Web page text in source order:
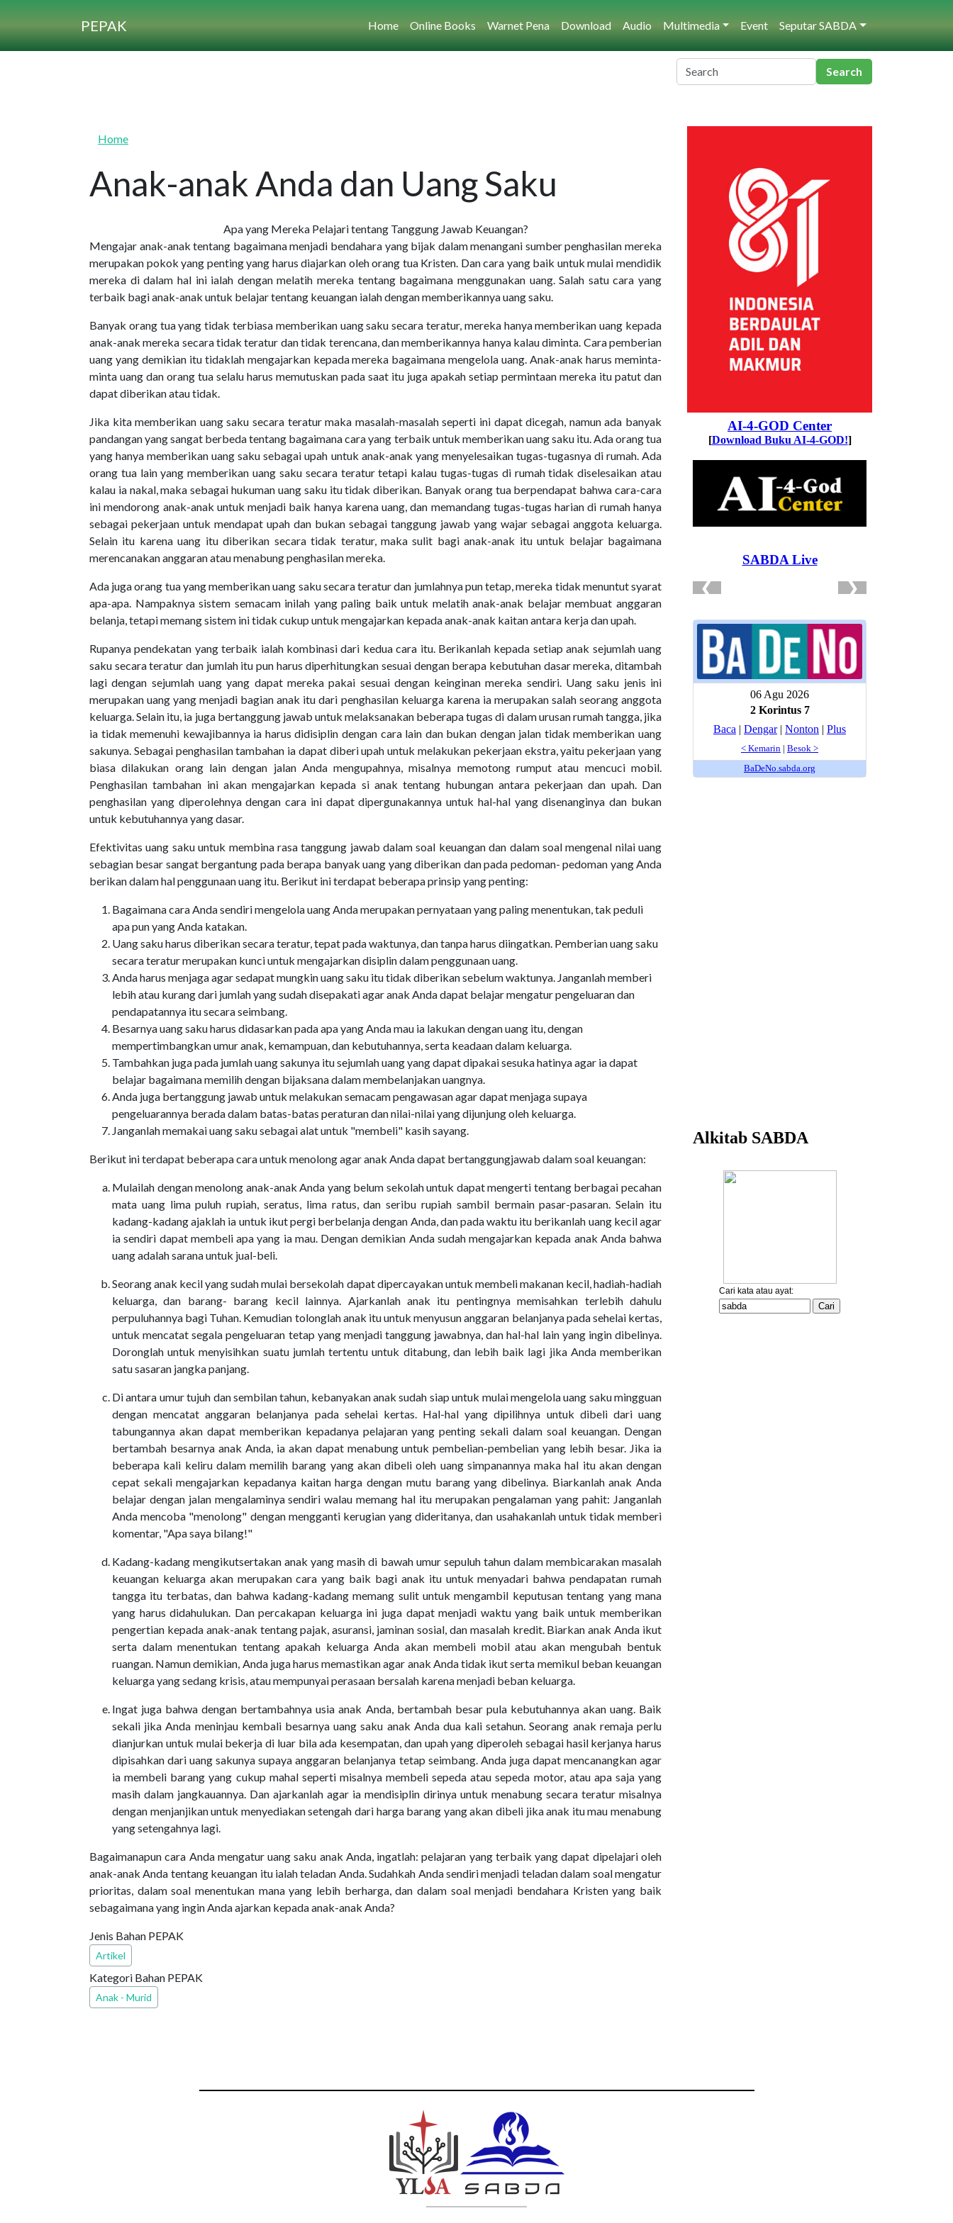
PEPAK Home Online Books Warnet Pena Download Audio Multimedia Event Seputar SABDA
Home
Anak-anak Anda dan Uang Saku
Apa yang Mereka Pelajari tentang Tanggung Jawab Keuangan?
Mengajar anak-anak tentang bagaimana menjadi bendahara yang bijak dalam menangani sumber penghasilan mereka
merupakan pokok yang penting yang harus diajarkan oleh orang tua Kristen. Dan cara yang baik untuk mulai mendidik
mereka di dalam hal ini ialah dengan melatih mereka tentang bagaimana menggunakan uang. Salah satu cara yang
terbaik bagi anak-anak untuk belajar tentang keuangan ialah dengan memberikannya uang saku.
Banyak orang tua yang tidak terbiasa memberikan uang saku secara teratur, mereka hanya memberikan uang kepada
anak-anak mereka secara tidak teratur dan tidak terencana, dan memberikannya hanya kalau diminta. Cara pemberian
uang yang demikian itu tidaklah mengajarkan kepada mereka bagaimana mengelola uang. Anak-anak harus meminta-
minta uang dan orang tua selalu harus memutuskan pada saat itu juga apakah setiap permintaan mereka itu patut dan
dapat diberikan atau tidak.
Jika kita memberikan uang saku secara teratur maka masalah-masalah seperti ini dapat dicegah, namun ada banyak
pandangan yang sangat berbeda tentang bagaimana cara yang terbaik untuk memberikan uang saku itu. Ada orang tua
yang hanya memberikan uang saku sebagai upah untuk anak-anak yang menyelesaikan tugas-tugasnya di rumah. Ada
orang tua lain yang memberikan uang saku secara teratur tetapi kalau tugas-tugas di rumah tidak diselesaikan atau
kalau ia nakal, maka sebagai hukuman uang saku itu tidak diberikan. Banyak orang tua berpendapat bahwa cara-cara
ini mendorong anak-anak untuk menjadi baik hanya karena uang, dan memandang tugas-tugas harian di rumah hanya
sebagai pekerjaan untuk mendapat upah dan bukan sebagai tanggung jawab yang wajar sebagai anggota keluarga.
Selain itu karena uang itu diberikan secara tidak teratur, maka sulit bagi anak-anak itu untuk belajar bagaimana
merencanakan anggaran atau menabung penghasilan mereka.
Ada juga orang tua yang memberikan uang saku secara teratur dan jumlahnya pun tetap, mereka tidak menuntut syarat
apa-apa. Nampaknya sistem semacam inilah yang paling baik untuk melatih anak-anak belajar membuat anggaran
belanja, tetapi memang sistem ini tidak cukup untuk mengajarkan kepada anak-anak kaitan antara kerja dan upah.
Rupanya pendekatan yang terbaik ialah kombinasi dari kedua cara itu. Berikanlah kepada setiap anak sejumlah uang
saku secara teratur dan jumlah itu pun harus diperhitungkan sesuai dengan berapa kebutuhan dasar mereka, ditambah
lagi dengan sejumlah uang yang dapat mereka pakai sesuai dengan keinginan mereka sendiri. Uang saku jenis ini
merupakan uang yang menjadi bagian anak itu dari penghasilan keluarga karena ia merupakan salah seorang anggota
keluarga. Selain itu, ia juga bertanggung jawab untuk melaksanakan beberapa tugas di dalam urusan rumah tangga, jika
ia tidak memenuhi kewajibannya ia harus didisiplin dengan cara lain dan bukan dengan jalan tidak memberikan uang
sakunya. Sebagai penghasilan tambahan ia dapat diberi upah untuk melakukan pekerjaan ekstra, yaitu pekerjaan yang
biasa dilakukan orang lain dengan jalan Anda mengupahnya, misalnya memotong rumput atau mencuci mobil.
Penghasilan tambahan ini akan mengajarkan kepada si anak tentang hubungan antara pekerjaan dan upah. Dan
penghasilan yang diperolehnya dengan cara ini dapat dipergunakannya untuk hal-hal yang disenanginya dan bukan
untuk kebutuhannya yang dasar.
Efektivitas uang saku untuk membina rasa tanggung jawab dalam soal keuangan dan dalam soal mengenal nilai uang
sebagian besar sangat bergantung pada berapa banyak uang yang diberikan dan pada pedoman- pedoman yang Anda
berikan dalam hal penggunaan uang itu. Berikut ini terdapat beberapa prinsip yang penting:
Bagaimana cara Anda sendiri mengelola uang Anda merupakan pernyataan yang paling menentukan, tak peduli
apa pun yang Anda katakan.
Uang saku harus diberikan secara teratur, tepat pada waktunya, dan tanpa harus diingatkan. Pemberian uang saku
secara teratur merupakan kunci untuk mengajarkan disiplin dalam penggunaan uang.
Anda harus menjaga agar sedapat mungkin uang saku itu tidak diberikan sebelum waktunya. Janganlah memberi
lebih atau kurang dari jumlah yang sudah disepakati agar anak Anda dapat belajar mengatur pengeluaran dan
pendapatannya itu secara seimbang.
Besarnya uang saku harus didasarkan pada apa yang Anda mau ia lakukan dengan uang itu, dengan
mempertimbangkan umur anak, kemampuan, dan kebutuhannya, serta keadaan dalam keluarga.
Tambahkan juga pada jumlah uang sakunya itu sejumlah uang yang dapat dipakai sesuka hatinya agar ia dapat
belajar bagaimana memilih dengan bijaksana dalam membelanjakan uangnya.
Anda juga bertanggung jawab untuk melakukan semacam pengawasan agar dapat menjaga supaya
pengeluarannya berada dalam batas-batas peraturan dan nilai-nilai yang dijunjung oleh keluarga.
Janganlah memakai uang saku sebagai alat untuk "membeli" kasih sayang.
Berikut ini terdapat beberapa cara untuk menolong agar anak Anda dapat bertanggungjawab dalam soal keuangan:
Mulailah dengan menolong anak-anak Anda yang belum sekolah untuk dapat mengerti tentang berbagai pecahan
mata uang lima puluh rupiah, seratus, lima ratus, dan seribu rupiah sambil bermain pasar-pasaran. Selain itu
kadang-kadang ajaklah ia untuk ikut pergi berbelanja dengan Anda, dan pada waktu itu berikanlah uang kecil agar
ia sendiri dapat membeli apa yang ia mau. Dengan demikian Anda sudah mengajarkan kepada anak Anda bahwa
uang adalah sarana untuk jual-beli.
Seorang anak kecil yang sudah mulai bersekolah dapat dipercayakan untuk membeli makanan kecil, hadiah-hadiah
keluarga, dan barang- barang kecil lainnya. Ajarkanlah anak itu pentingnya memisahkan terlebih dahulu
perpuluhannya bagi Tuhan. Kemudian tolonglah anak itu untuk menyusun anggaran belanjanya pada sehelai kertas,
untuk mencatat segala pengeluaran tetap yang menjadi tanggung jawabnya, dan hal-hal lain yang ingin dibelinya.
Doronglah untuk menyisihkan suatu jumlah tertentu untuk ditabung, dan lebih baik lagi jika Anda memberikan
satu sasaran jangka panjang.
Di antara umur tujuh dan sembilan tahun, kebanyakan anak sudah siap untuk mulai mengelola uang saku mingguan
dengan mencatat anggaran belanjanya pada sehelai kertas. Hal-hal yang dipilihnya untuk dibeli dari uang
tabungannya akan dapat memberikan kepadanya pelajaran yang penting sekali dalam soal keuangan. Dengan
bertambah besarnya anak Anda, ia akan dapat menabung untuk pembelian-pembelian yang lebih besar. Jika ia
beberapa kali keliru dalam memilih barang yang akan dibeli oleh uang simpanannya maka hal itu akan dengan
cepat sekali mengajarkan kepadanya kaitan harga dengan mutu barang yang dibelinya. Biarkanlah anak Anda
belajar dengan jalan mengalaminya sendiri walau memang hal itu merupakan pengalaman yang pahit: Janganlah
Anda mencoba "menolong" dengan mengganti kerugian yang dideritanya, dan usahakanlah untuk tidak memberi
komentar, "Apa saya bilang!"
Kadang-kadang mengikutsertakan anak yang masih di bawah umur sepuluh tahun dalam membicarakan masalah
keuangan keluarga akan merupakan cara yang baik bagi anak itu untuk menyadari bahwa pendapatan rumah
tangga itu terbatas, dan bahwa kadang-kadang memang sulit untuk mengambil keputusan tentang yang mana
yang harus didahulukan. Dan percakapan keluarga ini juga dapat menjadi waktu yang baik untuk memberikan
pengertian kepada anak-anak tentang pajak, asuransi, jaminan sosial, dan masalah kredit. Biarkan anak Anda ikut
serta dalam menentukan tentang apakah keluarga Anda akan membeli mobil atau akan mengubah bentuk
ruangan. Namun demikian, Anda juga harus memastikan agar anak Anda tidak ikut serta memikul beban keuangan
keluarga yang sedang krisis, atau mempunyai perasaan bersalah karena menjadi beban keluarga.
Ingat juga bahwa dengan bertambahnya usia anak Anda, bertambah besar pula kebutuhannya akan uang. Baik
sekali jika Anda meninjau kembali besarnya uang saku anak Anda dua kali setahun. Seorang anak remaja perlu
dianjurkan untuk mulai bekerja di luar bila ada kesempatan, dan upah yang diperoleh sebagai hasil kerjanya harus
dipisahkan dari uang sakunya supaya anggaran belanjanya tetap seimbang. Anda juga dapat mencanangkan agar
ia membeli barang yang cukup mahal seperti misalnya membeli sepeda atau sepeda motor, atau apa saja yang
masih dalam jangkauannya. Dan ajarkanlah agar ia mendisiplin dirinya untuk menabung secara teratur misalnya
dengan menjanjikan untuk menyediakan setengah dari harga barang yang akan dibeli jika anak itu mau menabung
yang setengahnya lagi.
Bagaimanapun cara Anda mengatur uang saku anak Anda, ingatlah: pelajaran yang terbaik yang dapat dipelajari oleh
anak-anak Anda tentang keuangan itu ialah teladan Anda. Sudahkah Anda sendiri menjadi teladan dalam soal mengatur
prioritas, dalam soal menentukan mana yang lebih berharga, dan dalam soal menjadi bendahara Kristen yang baik
sebagaimana yang ingin Anda ajarkan kepada anak-anak Anda?
Jenis Bahan PEPAK
Artikel
Kategori Bahan PEPAK
Anak - Murid